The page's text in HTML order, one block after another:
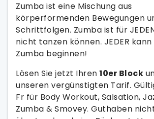
Zumba ist eine Mischung aus
körperformenden Bewegungen
Schrittfolgen. Zumba ist für
nicht tanzen können. JEDER
Zumba beginnen!
Lösen Sie jetzt Ihren 10er Block
unseren vergünstigten Tarif.
Fr für Body Workout, Salsation,
Zumba & Smovey. Guthaben